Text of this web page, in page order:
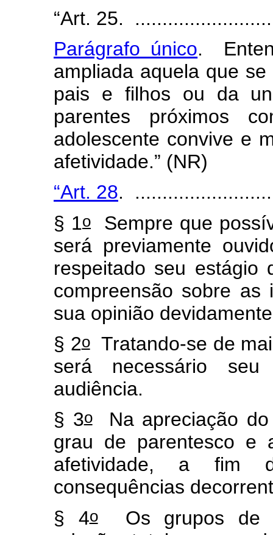
“Art. 25.
Parágrafo único.
ampliada aquela que
pais e filhos ou da
parentes próximos
adolescente convive e
afetividade.” (NR)
“Art. 28.
§ 1o Sempre que
será previamente
respeitado seu estágio
compreensão sobre as
sua opinião
§ 2oTratando-se de
será necessário seu
audiência.
§ 3oNa apreciação do
grau de parentesco e
afetividade, a fim
consequências
§ 4oOs grupos de